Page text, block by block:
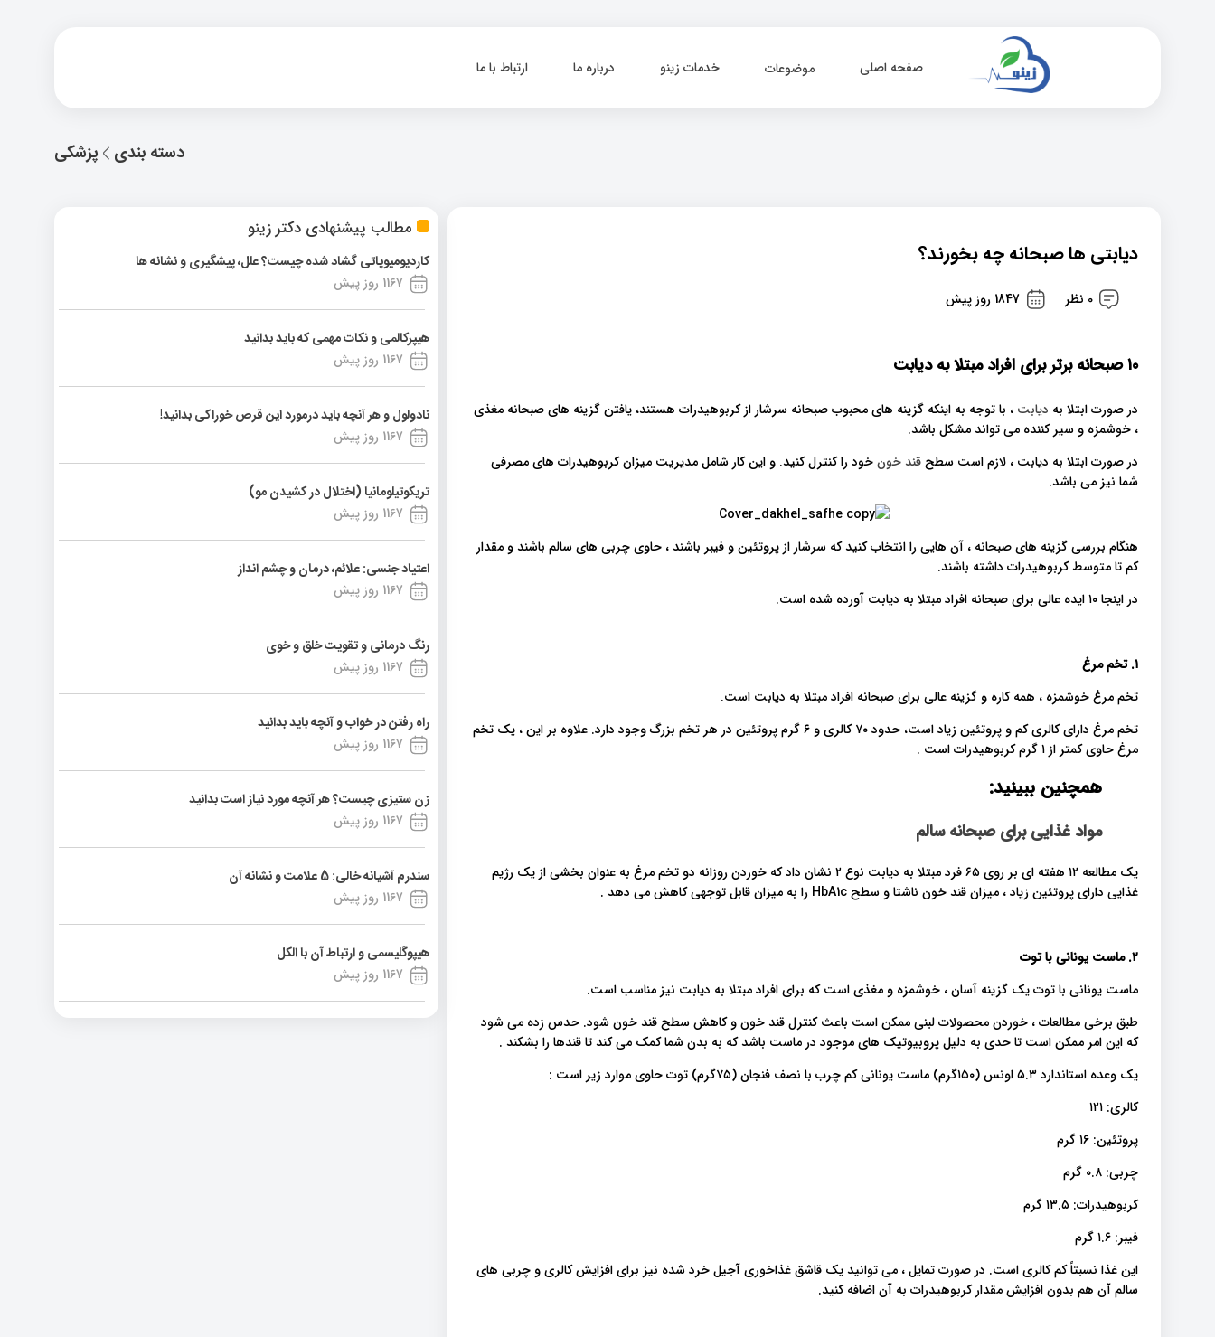
صفحه اصلی موضوعات خدمات زینو درباره ما ارتباط با ما
پزشکی دسته بندی
مطالب پیشنهادی دکتر زینو
کاردیومیوپاتی گشاد شده چیست؟ علل، پیشگیری و نشانه ها
1167 روز پیش
هیپرکالمی و نکات مهمی که باید بدانید
1167 روز پیش
نادولول و هر آنچه باید درمورد این قرص خوراکی بدانید!
1167 روز پیش
تریکوتیلومانیا (اختلال در کشیدن مو)
1167 روز پیش
اعتیاد جنسی: علائم، درمان و چشم انداز
1167 روز پیش
رنگ درمانی و تقویت خلق و خوی
1167 روز پیش
راه رفتن در خواب و آنچه باید بدانید
1167 روز پیش
زن ستیزی چیست؟ هر آنچه مورد نیاز است بدانید
1167 روز پیش
سندرم آشیانه خالی: 5 علامت و نشانه آن
1167 روز پیش
هیپوگلیسمی و ارتباط آن با الکل
1167 روز پیش
دیابتی ها صبحانه چه بخورند؟
0 نظر 1847 روز پیش
۱۰ صبحانه برتر برای افراد مبتلا به دیابت
در صورت ابتلا به دیابت ، با توجه به اینکه گزینه های محبوب صبحانه سرشار از کربوهیدرات هستند، یافتن گزینه های صبحانه مغذی
، خوشمزه و سیر کننده می تواند مشکل باشد.
در صورت ابتلا به دیابت ، لازم است سطحقند خونخود را کنترل کنید. و این کار شامل مدیریت میزان کربوهیدرات های مصرفی
شما نیز می باشد.
هنگام بررسی گزینه های صبحانه ، آن هایی را انتخاب کنید که سرشار از پروتئین و فیبر باشند ، حاوی چربی های سالم باشند و مقدار
کم تا متوسط ​​کربوهیدرات داشته باشند.
در اینجا ۱۰ ایده عالی برای صبحانه افراد مبتلا به دیابت آورده شده است.
۱. تخم مرغ
تخم مرغ خوشمزه ، همه کاره و گزینه عالی برای صبحانه افراد مبتلا به دیابت است.
تخم مرغ دارای کالری کم و پروتئین زیاد است، حدود ۷۰ کالری و ۶ گرم پروتئین در هر تخم بزرگ وجود دارد. علاوه بر این ، یک تخم
مرغ حاوی کمتر از ۱ گرم کربوهیدرات است .
همچنین ببینید:
مواد غذایی برای صبحانه سالم
یک مطالعه ۱۲ هفته ای بر روی ۶۵ فرد مبتلا به دیابت نوع ۲ نشان داد که خوردن روزانه دو تخم مرغ به عنوان بخشی از یک رژیم
غذایی دارای پروتئین زیاد ، میزان قند خون ناشتا و سطح HbA1c را به میزان قابل توجهی کاهش می دهد .
۲. ماست یونانی با توت
ماست یونانی با توت یک گزینه آسان ، خوشمزه و مغذی است که برای افراد مبتلا به دیابت نیز مناسب است.
طبق برخی مطالعات ، خوردن محصولات لبنی ممکن است باعث کنترل قند خون و کاهش سطح قند خون شود. حدس زده می شود
که این امر ممکن است تا حدی به دلیل پروبیوتیک های موجود در ماست باشد که به بدن شما کمک می کند تا قندها را بشکند .
یک وعده استاندارد ۵.۳ اونس (۱۵۰گرم) ماست یونانی کم چرب با نصف فنجان (۷۵گرم) توت حاوی موارد زیر است :
کالری: ۱۲۱
پروتئین: ۱۶ گرم
چربی: ۰.۸ گرم
کربوهیدرات: ۱۳.۵ گرم
فیبر: ۱.۶ گرم
این غذا نسبتاً کم کالری است. در صورت تمایل ، می توانید یک قاشق غذاخوری آجیل خرد شده نیز برای افزایش کالری و چربی های
سالم آن هم بدون افزایش مقدار کربوهیدرات به آن اضافه کنید.